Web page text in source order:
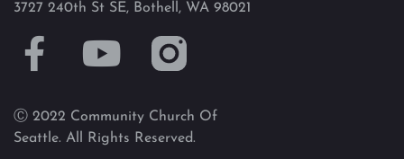
3727 240th St SE, Bothell, WA 98021
Ⓒ 2022 Community Church Of
Seattle. All Rights Reserved.